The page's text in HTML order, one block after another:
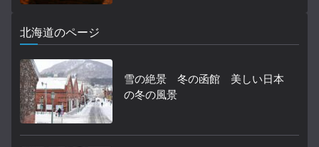
北海道のページ
雪の絶景 冬の函館 美しい日本
の冬の風景